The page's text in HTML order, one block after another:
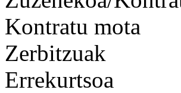
Kontratu mota
Zerbitzuak
Errekurtsoa